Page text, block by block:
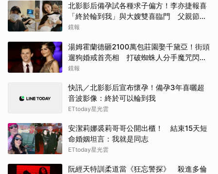
北影影后備孕試各種求子偏方！李亦捷報喜
「終於輪到我」與大嫂雙喜臨門 父親節喊
話亡父：他一定在笑
鏡報
湯姆霍蘭德砸2100萬包莊園娶千黛亞！街頭
遛狗婚戒首亮相 打破蜘蛛人分手魔咒閃爆
全場
鏡報
快訊／北影影后宣布懷孕！備孕3年喜曬超
音波影像：終於可以輪到我
ETtoday星光雲
安潔莉娜裘莉哥哥公開出櫃！ 結束15天短
命婚姻坦言：我就是同志
ETtoday星光雲
阮經天特訓柔道當《狂忘警探》 殺進多倫